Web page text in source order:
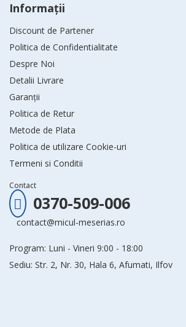
Informaţii
Discount de Partener
Politica de Confidentialitate
Despre Noi
Detalii Livrare
Garanții
Politica de Retur
Metode de Plata
Politica de utilizare Cookie-uri
Termeni si Conditii
Contact
0370-509-006
contact@micul-meserias.ro
Program: Luni - Vineri 9:00 - 18:00
Sediu: Str. 2, Nr. 30, Hala 6, Afumati, Ilfov